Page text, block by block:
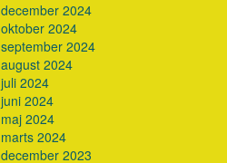
december 2024
oktober 2024
september 2024
august 2024
juli 2024
juni 2024
maj 2024
marts 2024
december 2023